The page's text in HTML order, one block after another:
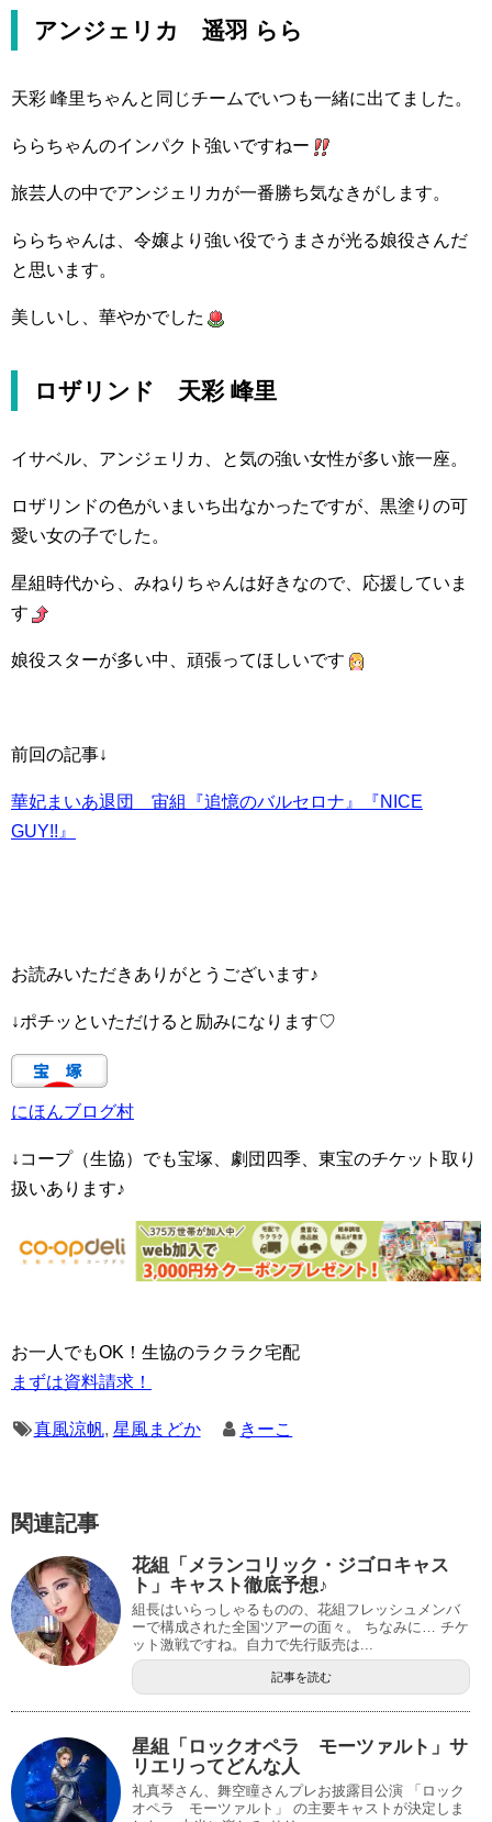
アンジェリカ 遥羽 らら
天彩 峰里ちゃんと同じチームでいつも一緒に出てました。
ららちゃんのインパクト強いですねー
旅芸人の中でアンジェリカが一番勝ち気なきがします。
ららちゃんは、令嬢より強い役でうまさが光る娘役さんだ
と思います。
美しいし、華やかでした
ロザリンド 天彩 峰里
イサベル、アンジェリカ、と気の強い女性が多い旅一座。
ロザリンドの色がいまいち出なかったですが、黒塗りの可
愛い女の子でした。
星組時代から、みねりちゃんは好きなので、応援していま
す
娘役スターが多い中、頑張ってほしいです
前回の記事↓
華妃まいあ退団 宙組『追憶のバルセロナ』『NICE
GUY!!』
お読みいただきありがとうございます♪
↓ポチッといただけると励みになります♡
にほんブログ村
↓コープ（生協）でも宝塚、劇団四季、東宝のチケット取り
扱いあります♪
お一人でもOK！生協のラクラク宅配
まずは資料請求！
真風涼帆, 星風まどか きーこ
関連記事
花組「メランコリック・ジゴロキャス
ト」キャスト徹底予想♪
組長はいらっしゃるものの、花組フレッシュメンバ
ーで構成された全国ツアーの面々。 ちなみに… チケ
ット激戦ですね。自力で先行販売は...
記事を読む
星組「ロックオペラ モーツァルト」サ
リエリってどんな人
礼真琴さん、舞空瞳さんプレお披露目公演 「ロック
オペラ モーツァルト」 の主要キャストが決定しま